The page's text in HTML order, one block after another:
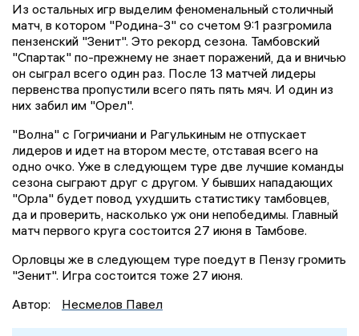
Из остальных игр выделим феноменальный столичный
матч, в котором "Родина-3" со счетом 9:1 разгромила
пензенский "Зенит". Это рекорд сезона. Тамбовский
"Спартак" по-прежнему не знает поражений, да и вничью
он сыграл всего один раз. После 13 матчей лидеры
первенства пропустили всего пять пять мяч. И один из
них забил им "Орел".
"Волна" с Гогричиани и Рагулькиным не отпускает
лидеров и идет на втором месте, отставая всего на
одно очко. Уже в следующем туре две лучшие команды
сезона сыграют друг с другом. У бывших нападающих
"Орла" будет повод ухудшить статистику тамбовцев,
да и проверить, насколько уж они непобедимы. Главный
матч первого круга состоится 27 июня в Тамбове.
Орловцы же в следующем туре поедут в Пензу громить
"Зенит". Игра состоится тоже 27 июня.
Автор:
Несмелов Павел